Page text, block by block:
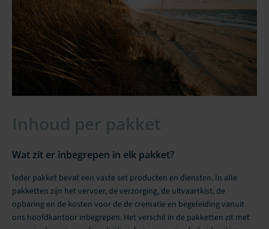
Inhoud per pakket
Wat zit er inbegrepen in elk pakket?
Ieder pakket bevat een vaste set producten en diensten. In alle
pakketten zijn het vervoer, de verzorging, de uitvaartkist, de
opbaring en de kosten voor de de crematie en begeleiding vanuit
ons hoofdkantoor inbegrepen. Het verschil in de pakketten zit met